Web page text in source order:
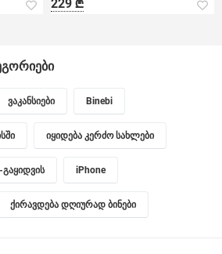
229 ₾
ვაკანსიები Binebi
იყიდება კერძო სახლები
iPhone
ქირავდება დღიურად ბინები